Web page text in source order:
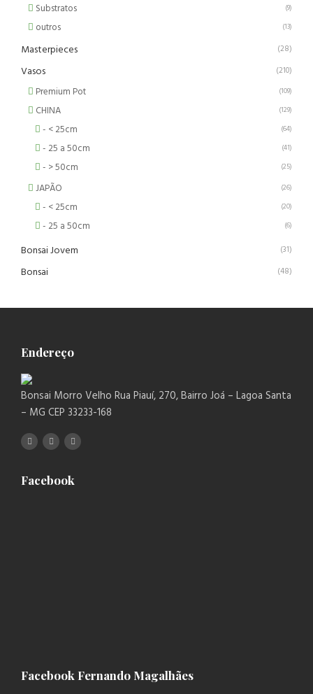
Substratos (9)
outros (13)
Masterpieces (28)
Vasos (210)
Premium Pot (109)
CHINA (129)
- < 25cm (64)
- 25 a 50cm (41)
- > 50cm (25)
JAPÃO (26)
- < 25cm (20)
- 25 a 50cm (6)
Bonsai Jovem (31)
Bonsai (48)
Endereço
Bonsai Morro Velho Rua Piauí, 270, Bairro Joá – Lagoa Santa
– MG CEP 33233-168
Facebook
Facebook Fernando Magalhães